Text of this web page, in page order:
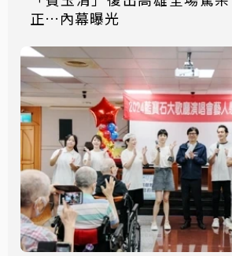
正…內幕曝光